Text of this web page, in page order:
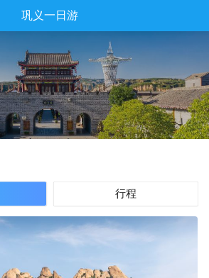
巩义一日游
行程